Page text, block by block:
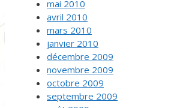
mai 2010
avril 2010
mars 2010
janvier 2010
décembre 2009
novembre 2009
octobre 2009
septembre 2009